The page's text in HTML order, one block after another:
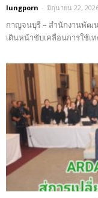
lungporn - มิถุนายน 22,
กาญจนบุรี – สำนักงานพัฒน
เดินหน้าขับเคลื่อนการใช้เ